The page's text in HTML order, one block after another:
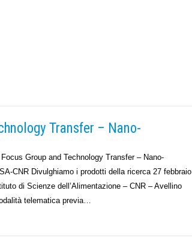
Transfer – Nano-
Group and Technology Transfer – Nano-
CNR Divulghiamo i prodotti della ricerca 27 febbraio
di Scienze dell’Alimentazione – CNR – Avellino
telematica previa…